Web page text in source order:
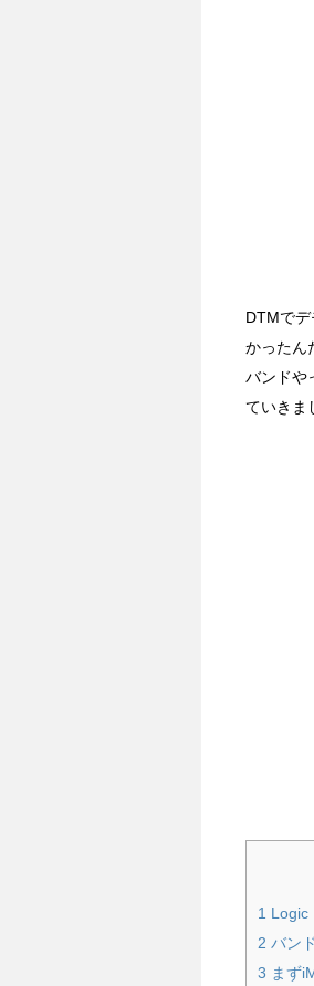
DTMで
かったん
バンドや
ていきま
1 Logic
2 バン
3 まず